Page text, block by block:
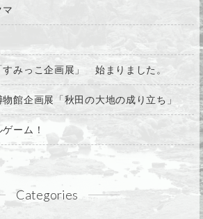
みっこ企画展」 始まりました。
館企画展「秋田の大地の成り立ち」
ーム！
Categories